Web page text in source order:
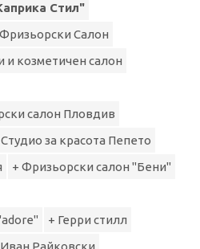
Стил"
Салон
и козметичен салон
салон Пловдив
Студио за красота Пепето
+ Фризьорски салон "Бени"
+ Герри стилл
Райковски